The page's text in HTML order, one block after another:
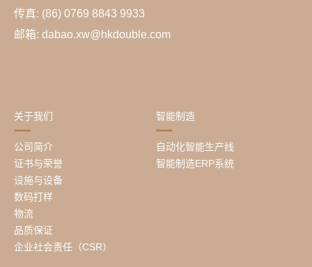
传真: (86) 0769 8843 9933
邮箱: dabao.xw@hkdouble.com
关于我们
公司简介
证书与荣誉
设施与设备
数码打样
物流
品质保证
企业社会责任（CSR）
智能制造
自动化智能生产线
智能制造ERP系统